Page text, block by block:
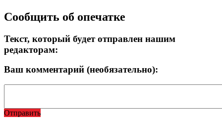
Сообщить об опечатке
Текст, который будет отправлен нашим
редакторам:
Ваш комментарий (необязательно):
Отправить